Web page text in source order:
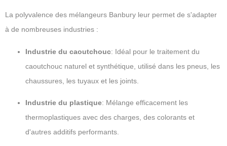
La polyvalence des mélangeurs Banbury leur permet de s'adapter
à de nombreuses industries :
Industrie du caoutchouc: Idéal pour le traitement du
caoutchouc naturel et synthétique, utilisé dans les pneus, les
chaussures, les tuyaux et les joints.
Industrie du plastique: Mélange efficacement les
thermoplastiques avec des charges, des colorants et
d'autres additifs performants.